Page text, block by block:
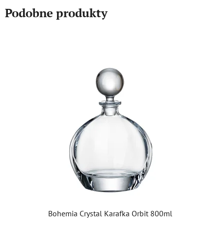
Podobne produkty
Bohemia Crystal Karafka Orbit 800ml